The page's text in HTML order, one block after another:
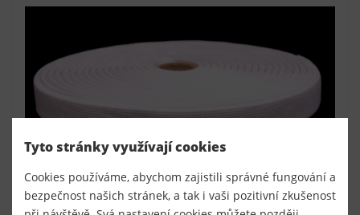
Tyto stránky využívají cookies
Cookies používáme, abychom zajistili správné fungování a
bezpečnost našich stránek, a tak i vaši pozitivní zkušenost